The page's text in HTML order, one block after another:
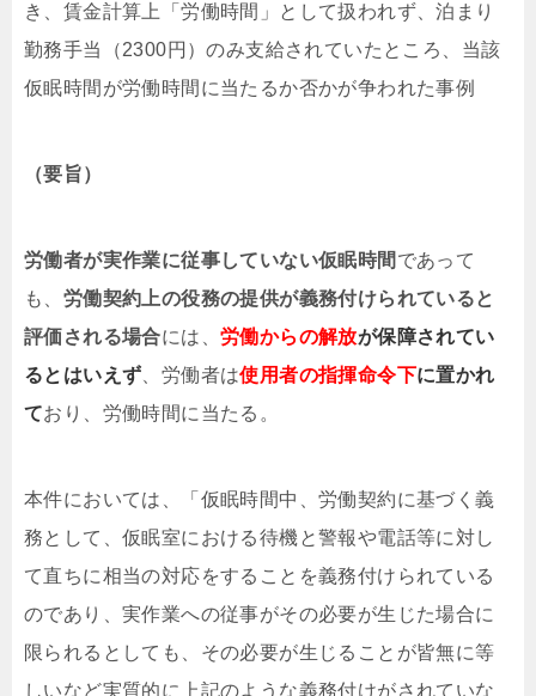
き、賃金計算上「労働時間」として扱われず、泊まり
勤務手当（2300円）のみ支給されていたところ、当該
仮眠時間が労働時間に当たるか否かが争われた事例
（要旨）
労働者が実作業に従事していない仮眠時間 であって
も、 労働契約上の役務の提供が義務付けられていると
評価される場合には、労働からの解放が保障されてい
るとはいえず、労働者は使用者の指揮命令下に置かれ
ており、労働時間に当たる。
本件においては、「仮眠時間中、労働契約に基づく義
務として、仮眠室における待機と警報や電話等に対し
て直ちに相当の対応をすることを義務付けられている
のであり、実作業への従事がその必要が生じた場合に
限られるとしても、その必要が生じることが皆無に等
しいなど実質的に上記のような義務付けがされていな